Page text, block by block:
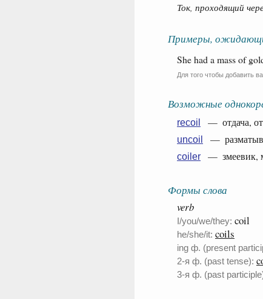
Ток, проходящий
Примеры,
She had a mass of
Для того чтобы добавить
Возможные
recoil — отдача,
uncoil —
coiler — змеевик,
Формы слова
verb
I/you/we/they: coil
he/she/it: coils
ing ф. (present
2-я ф. (past tense):
3-я ф. (past